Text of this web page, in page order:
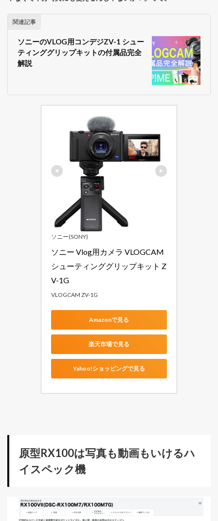
関連記事
ソニーのVLOG用コンデジZV-1 シュー
ティンググリップキットの付属品完全
解説
ソニー(SONY)
ソニー Vlog用カメラ VLOGCAM
シューティンググリップキット Z
V-1G
VLOGCAM ZV-1G
Amazonで見る
楽天市場で見る
Yahoo!ショッピングで見る
原型RX100は写真も動画もいけるハ
イスペック機